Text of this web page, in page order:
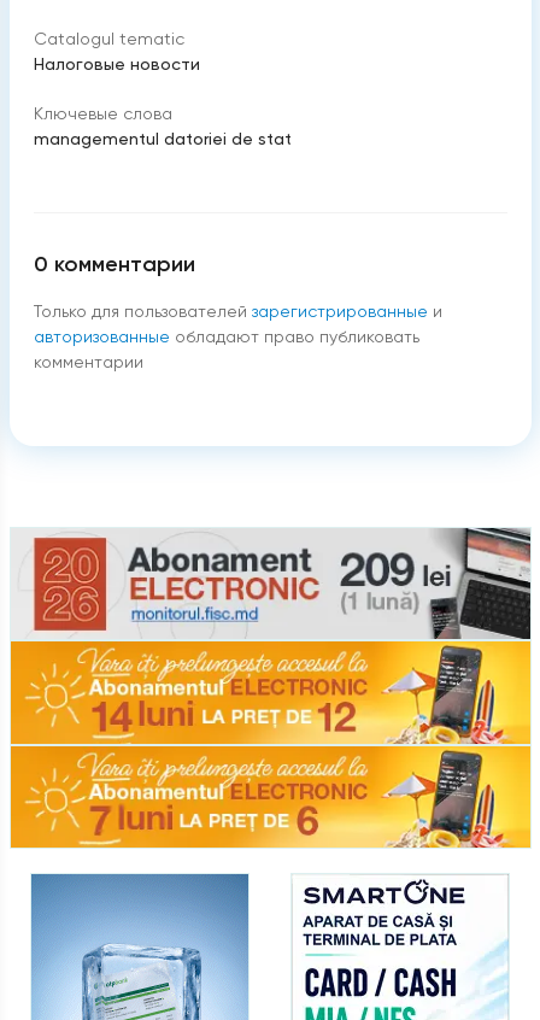
Catalogul tematic
Налоговые новости
Ключевые слова
managementul datoriei de stat
0 комментарии
Только для пользователей зарегистрированные и
авторизованные обладают право публиковать
комментарии